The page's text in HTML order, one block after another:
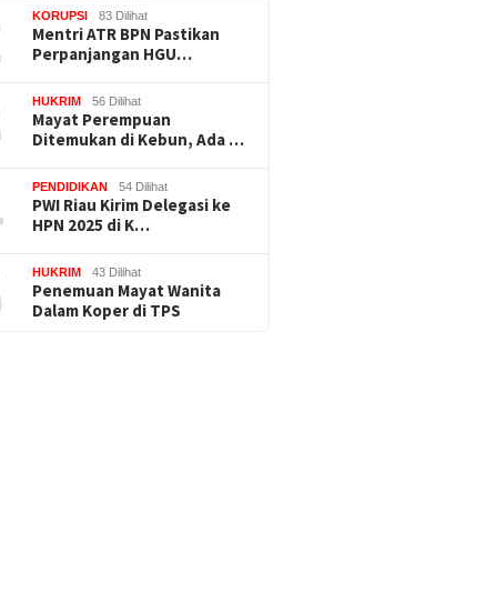
KORUPSI 83 Dilihat
Mentri ATR BPN Pastikan
Perpanjangan HGU…
HUKRIM 56 Dilihat
Mayat Perempuan
Ditemukan di Kebun, Ada …
PENDIDIKAN 54 Dilihat
PWI Riau Kirim Delegasi ke
HPN 2025 di K…
HUKRIM 43 Dilihat
Penemuan Mayat Wanita
Dalam Koper di TPS